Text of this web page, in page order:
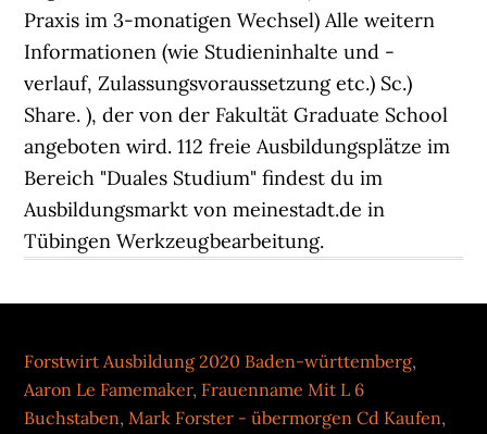
Praxis im 3-monatigen Wechsel) Alle weitern
Informationen (wie Studieninhalte und -
verlauf, Zulassungsvoraussetzung etc.) Sc.)
Share. ), der von der Fakultät Graduate School
angeboten wird. 112 freie Ausbildungsplätze im
Bereich "Duales Studium" findest du im
Ausbildungsmarkt von meinestadt.de in
Tübingen Werkzeugbearbeitung.
Forstwirt Ausbildung 2020 Baden-württemberg,
Aaron Le Famemaker, Frauenname Mit L 6
Buchstaben,Mark Forster - übermorgen Cd Kaufen,